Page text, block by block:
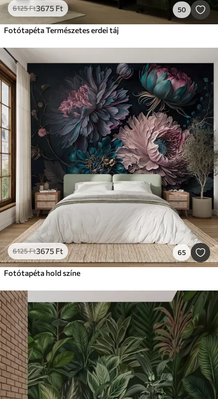
6125Ft3675 Ft 50
Fotótapéta Természetes erdei táj
6125Ft3675 Ft 65
Fotótapéta hold színe